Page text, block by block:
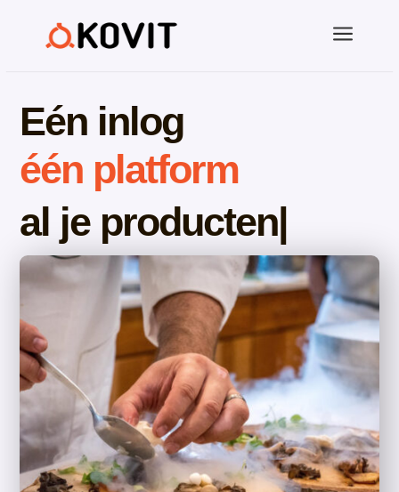
a
Eén inlog
één platform
al je |